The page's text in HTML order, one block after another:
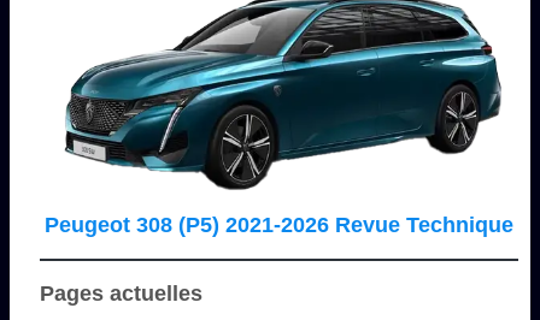
Peugeot 308 (P5) 2021-2026 Revue Technique
Pages actuelles